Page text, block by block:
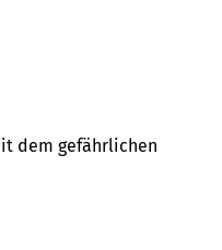
dem ge­fähr­lichen